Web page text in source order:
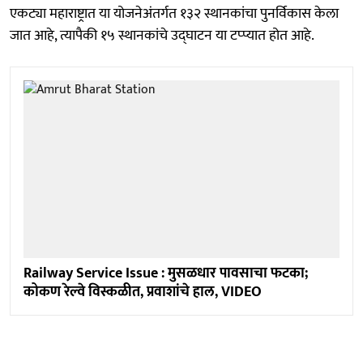
एकट्या महाराष्ट्रात या योजनेअंतर्गत १३२ स्थानकांचा पुनर्विकास केला
जात आहे, त्यापैकी १५ स्थानकांचे उद्घाटन या टप्प्यात होत आहे.
Railway Service Issue : मुसळधार पावसाचा फटका;
कोकण रेल्वे विस्कळीत, प्रवाशांचे हाल, VIDEO